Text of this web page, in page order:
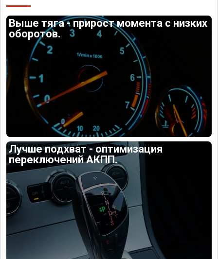
Выше тяга - прирост момента с низких
оборотов.
Лучше подхват - оптимизация
переключений АКПП.